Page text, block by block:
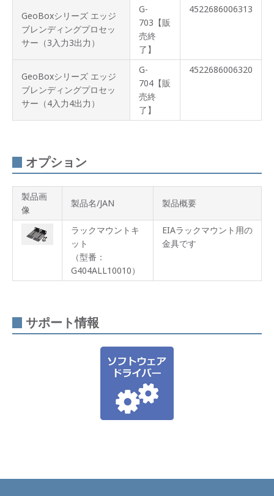
GeoBoxシリーズ エッジ
ブレンディングプロセッ
サー（3入力3出力）
G-
703【販
売終
了】
4522686006313
GeoBoxシリーズ エッジ
ブレンディングプロセッ
サー（4入力4出力）
G-
704【販
売終
了】
4522686006320
オプション
製品画
像
製品名/JAN 製品概要
ラックマウントキ
ット
（型番：
G404ALL10010）
EIAラックマウント用の
金具です
サポート情報